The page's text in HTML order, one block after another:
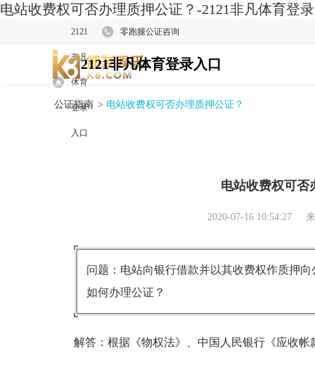
电站收费权可否办理质押公证？-2121非凡体育登
2121
非凡
体育
登录
入口
零跑腿公证咨询
2121非凡体育登录入口
公证指南 > 电站收费权可否办理质押公证？
电站收费权可否
2020-07-16 10:54:27
问题：电站向银行借款并以其收费权作质押
如何办理公证？
解答： 根据《物权法》、中国人民银行《应收